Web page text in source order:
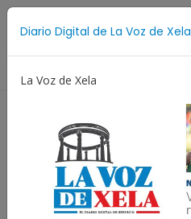
Diario Digital de La Voz de Xela
La Voz de Xela